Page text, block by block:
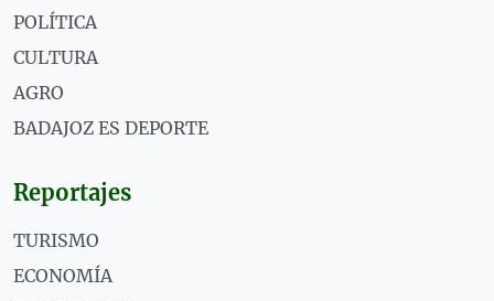
POLÍTICA
CULTURA
AGRO
BADAJOZ ES DEPORTE
Reportajes
TURISMO
ECONOMÍA